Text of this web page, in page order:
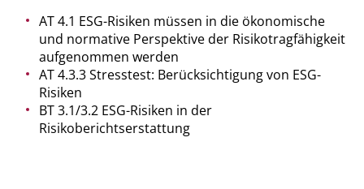
AT 4.1 ESG-Risiken müssen in die ökonomische
und normative Perspektive der Risikotragfähigkeit
aufgenommen werden
AT 4.3.3 Stresstest: Berücksichtigung von ESG-
Risiken
BT 3.1/3.2 ESG-Risiken in der
Risikoberichtserstattung